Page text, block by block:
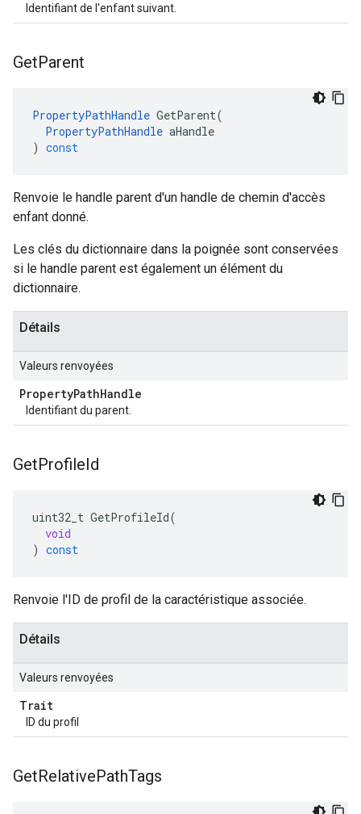
Identifiant de l'enfant suivant.
GetParent
PropertyPathHandle GetParent(
PropertyPathHandle aHandle
) const
Renvoie le handle parent d'un handle de chemin d'accès
enfant donné.
Les clés du dictionnaire dans la poignée sont conservées
si le handle parent est également un élément du
dictionnaire.
Détails
Valeurs renvoyées
PropertyPathHandle
Identifiant du parent.
GetProfileId
uint32_t GetProfileId(
void
) const
Renvoie l'ID de profil de la caractéristique associée.
Détails
Valeurs renvoyées
Trait
ID du profil
GetRelativePathTags